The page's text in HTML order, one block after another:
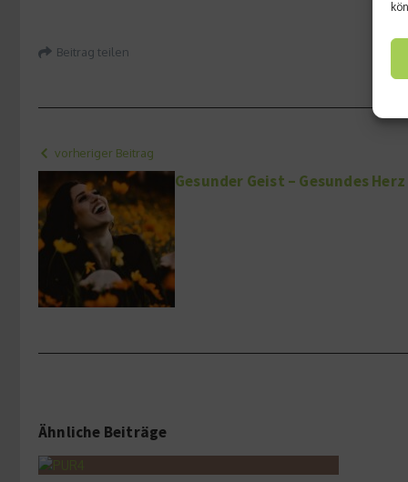
Beitrag teilen
vorheriger Beitrag
Gesunder Geist – Gesundes Herz
Ähnliche Beiträge